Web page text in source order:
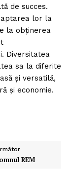
de succes.
lor la
la obținerea
Diversitatea
sa la diferite
și versatilă,
și economie.
REM